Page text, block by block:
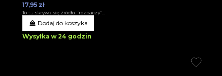
17,95 zł
To tu skrywa się źródło "rozpaczy"...
Dodaj do koszyka
Wysyłka w 24 godzin